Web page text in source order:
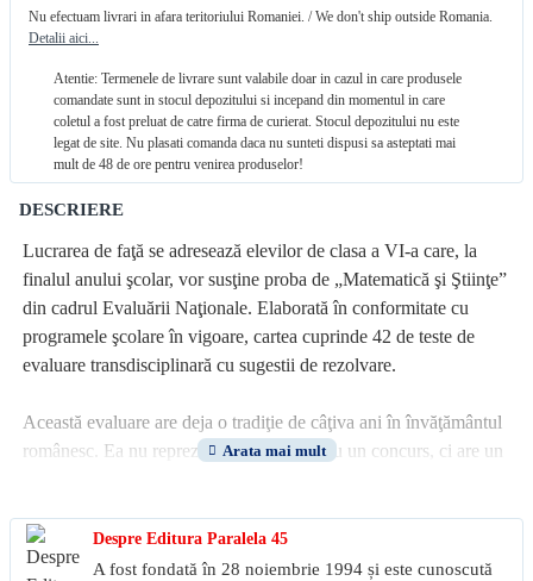
Nu efectuam livrari in afara teritoriului Romaniei. / We don't ship outside Romania.
Detalii aici...
Atentie: Termenele de livrare sunt valabile doar in cazul in care produsele
comandate sunt in stocul depozitului si incepand din momentul in care
coletul a fost preluat de catre firma de curierat. Stocul depozitului nu este
legat de site. Nu plasati comanda daca nu sunteti dispusi sa asteptati mai
mult de 48 de ore pentru venirea produselor!
Despre Editura Paralela 45
A fost fondată în 28 noiembrie 1994 și este cunoscută
DESCRIERE
Lucrarea de faţă se adresează elevilor de clasa a VI-a care, la
finalul anului şcolar, vor susţine proba de „Matematică şi Ştiinţe”
din cadrul Evaluării Naţionale. Elaborată în conformitate cu
programele şcolare în vigoare, cartea cuprinde 42 de teste de
evaluare transdisciplinară cu sugestii de rezolvare.
Această evaluare are deja o tradiţie de câţiva ani în învăţământul
românesc. Ea nu reprezintă un examen sau un concurs, ci are un
de predare-învăţare. Rezultatele obţinute la această evaluare
oferă profesorului posibilitatea de a elabora planuri